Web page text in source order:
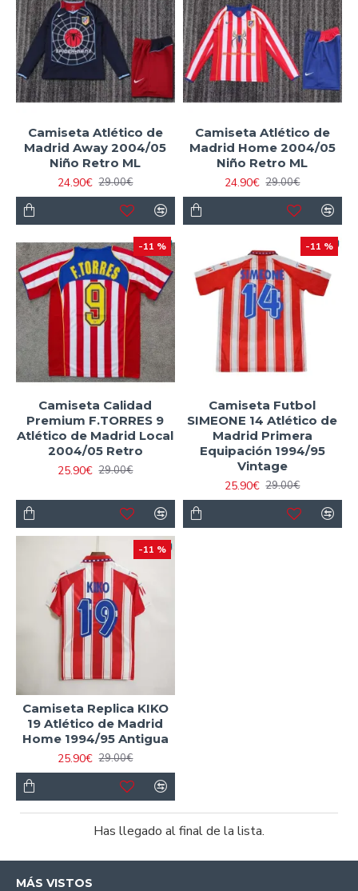
Camiseta Atlético de
Madrid Away 2004/05
Niño Retro ML
24.90€ 29.00€
Camiseta Atlético de
Madrid Home 2004/05
Niño Retro ML
24.90€ 29.00€
-11 %
Camiseta Calidad
Premium F.TORRES 9
Atlético de Madrid Local
2004/05 Retro
25.90€ 29.00€
-11 %
Camiseta Futbol
SIMEONE 14 Atlético de
Madrid Primera
Equipación 1994/95
Vintage
25.90€ 29.00€
-11 %
Camiseta Replica KIKO
19 Atlético de Madrid
Home 1994/95 Antigua
25.90€ 29.00€
Has llegado al final de la lista.
MÁS VISTOS